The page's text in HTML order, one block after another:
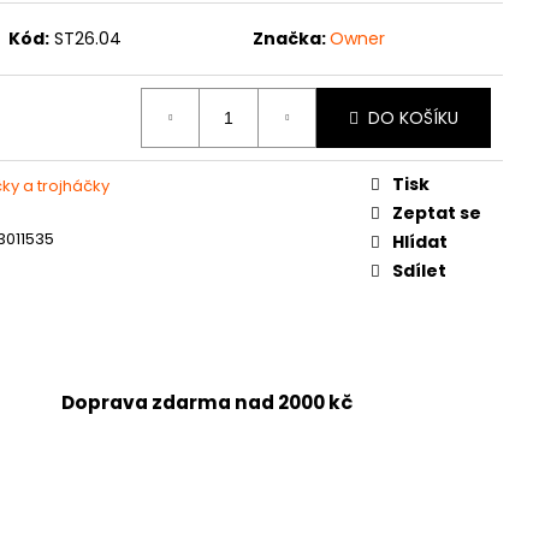
Kód: ST26.04 Značka:Owner
DO KOŠÍKU
a trojháčky
Tisk
Zeptat se
Hlídat
Sdílet
Doprava zdarma nad 2000 kč